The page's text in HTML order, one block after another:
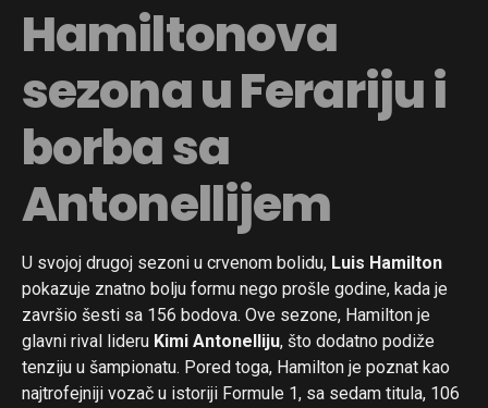
Hamiltonova
sezona u Ferariju i
borba sa
Antonellijem
U svojoj drugoj sezoni u crvenom bolidu, Luis Hamilton
pokazuje znatno bolju formu nego prošle godine, kada je
završio šesti sa 156 bodova. Ove sezone, Hamilton je
glavni rival lideru Kimi Antonelliju, što dodatno podiže
tenziju u šampionatu. Pored toga, Hamilton je poznat kao
najtrofejniji vozač u istoriji Formule 1, sa sedam titula, 106